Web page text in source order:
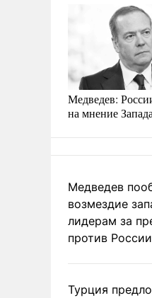
Медведев:
на мнение Запада
Медведев
возмездие
лидерам за
против России
Турция